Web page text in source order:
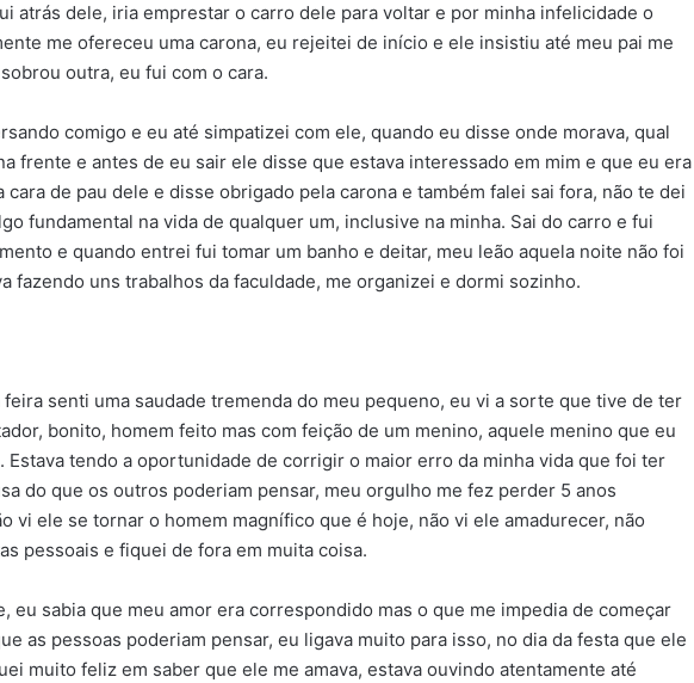
atrás dele, iria emprestar o carro dele para voltar e por minha infelicidade o
me ofereceu uma carona, eu rejeitei de início e ele insistiu até meu pai me
outra, eu fui com o cara.
comigo e eu até simpatizei com ele, quando eu disse onde morava, qual
frente e antes de eu sair ele disse que estava interessado em mim e que eu era
cara de pau dele e disse obrigado pela carona e também falei sai fora, não te dei
fundamental na vida de qualquer um, inclusive na minha. Sai do carro e fui
e quando entrei fui tomar um banho e deitar, meu leão aquela noite não foi
fazendo uns trabalhos da faculdade, me organizei e dormi sozinho.
senti uma saudade tremenda do meu pequeno, eu vi a sorte que tive de ter
bonito, homem feito mas com feição de um menino, aquele menino que eu
Estava tendo a oportunidade de corrigir o maior erro da minha vida que foi ter
do que os outros poderiam pensar, meu orgulho me fez perder 5 anos
vi ele se tornar o homem magnífico que é hoje, não vi ele amadurecer, não
pessoais e fiquei de fora em muita coisa.
eu sabia que meu amor era correspondido mas o que me impedia de começar
as pessoas poderiam pensar, eu ligava muito para isso, no dia da festa que ele
muito feliz em saber que ele me amava, estava ouvindo atentamente até